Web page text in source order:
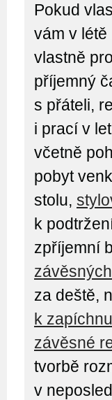
Pokud
vám v
vlastně
příjemný
s přáteli,
i prací v
včetně
pobyt
stolu,
k
zpříjemní
za deště,
k
závěsné
tvorbě
v